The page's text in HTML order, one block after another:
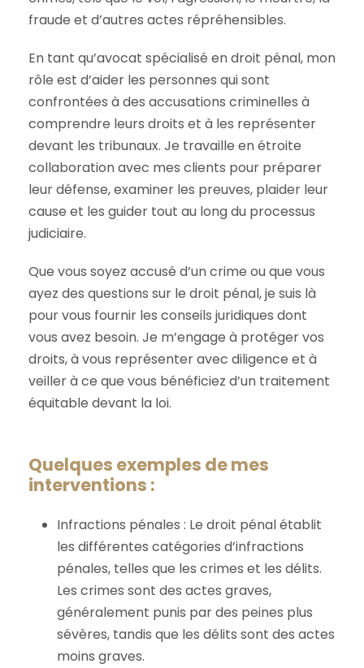
fraude et d’autres actes répréhensibles.
En tant qu’avocat spécialisé en droit pénal, mon
rôle est d’aider les personnes qui sont
confrontées à des accusations criminelles à
comprendre leurs droits et à les représenter
devant les tribunaux. Je travaille en étroite
collaboration avec mes clients pour préparer
leur défense, examiner les preuves, plaider leur
cause et les guider tout au long du processus
judiciaire.
Que vous soyez accusé d’un crime ou que vous
ayez des questions sur le droit pénal, je suis là
pour vous fournir les conseils juridiques dont
vous avez besoin. Je m’engage à protéger vos
droits, à vous représenter avec diligence et à
veiller à ce que vous bénéficiez d’un traitement
équitable devant la loi.
Quelques exemples de mes
interventions :
Infractions pénales : Le droit pénal établit
les différentes catégories d’infractions
pénales, telles que les crimes et les délits.
Les crimes sont des actes graves,
généralement punis par des peines plus
sévères, tandis que les délits sont des actes
moins graves.